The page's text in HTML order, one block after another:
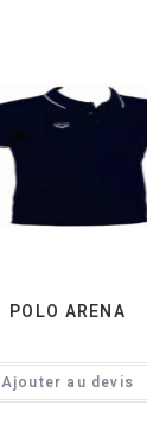
POLO ARENA
Ajouter au devis